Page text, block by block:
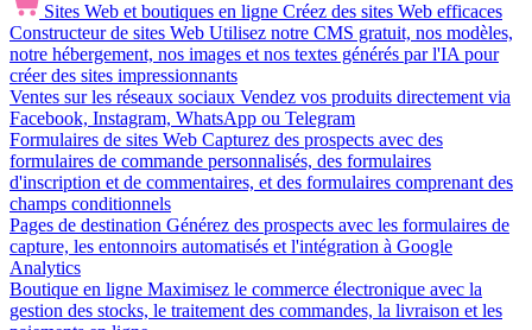
Sites Web et boutiques en ligne Créez des sites Web efficaces
Constructeur de sites Web Utilisez notre CMS gratuit, nos modèles,
notre hébergement, nos images et nos textes générés par l'IA pour
créer des sites impressionnants
Ventes sur les réseaux sociaux Vendez vos produits directement via
Facebook, Instagram, WhatsApp ou Telegram
Formulaires de sites Web Capturez des prospects avec des
formulaires de commande personnalisés, des formulaires
d'inscription et de commentaires, et des formulaires comprenant des
champs conditionnels
Pages de destination Générez des prospects avec les formulaires de
capture, les entonnoirs automatisés et l'intégration à Google
Analytics
Boutique en ligne Maximisez le commerce électronique avec la
gestion des stocks, le traitement des commandes, la livraison et les